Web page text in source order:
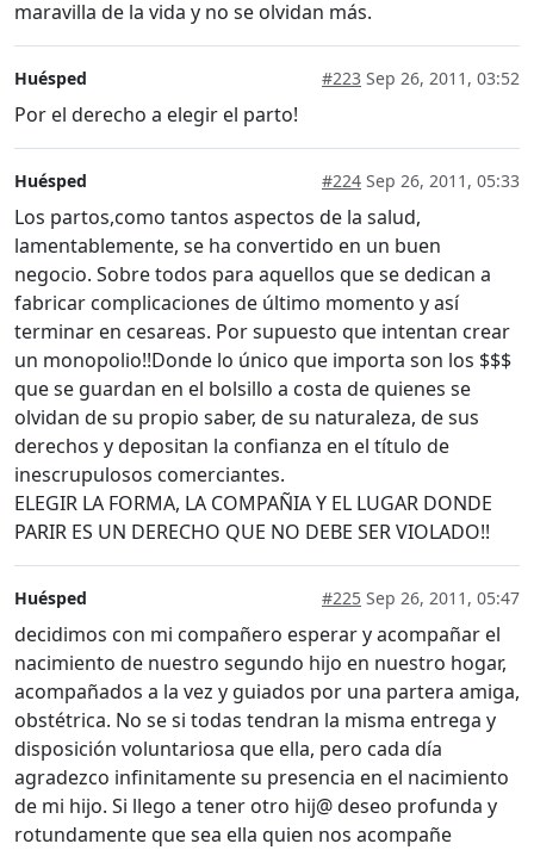
maravilla de la vida y no se olvidan más.
Huésped #223 Sep 26, 2011, 03:52
Por el derecho a elegir el parto!
Huésped #224 Sep 26, 2011, 05:33
Los partos,como tantos aspectos de la salud,
lamentablemente, se ha convertido en un buen
negocio. Sobre todos para aquellos que se dedican a
fabricar complicaciones de último momento y así
terminar en cesareas. Por supuesto que intentan crear
un monopolio!!Donde lo único que importa son los $$$
que se guardan en el bolsillo a costa de quienes se
olvidan de su propio saber, de su naturaleza, de sus
derechos y depositan la confianza en el título de
inescrupulosos comerciantes.
ELEGIR LA FORMA, LA COMPAÑIA Y EL LUGAR DONDE
PARIR ES UN DERECHO QUE NO DEBE SER VIOLADO!!
Huésped #225 Sep 26, 2011, 05:47
decidimos con mi compañero esperar y acompañar el
nacimiento de nuestro segundo hijo en nuestro hogar,
acompañados a la vez y guiados por una partera amiga,
obstétrica. No se si todas tendran la misma entrega y
disposición voluntariosa que ella, pero cada día
agradezco infinitamente su presencia en el nacimiento
de mi hijo. Si llego a tener otro hij@ deseo profunda y
rotundamente que sea ella quien nos acompañe